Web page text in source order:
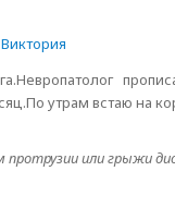
утрам встаю на
или грыжи